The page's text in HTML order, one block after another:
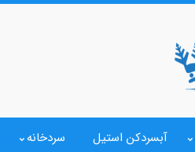
آبسردکن استیل سردخانه